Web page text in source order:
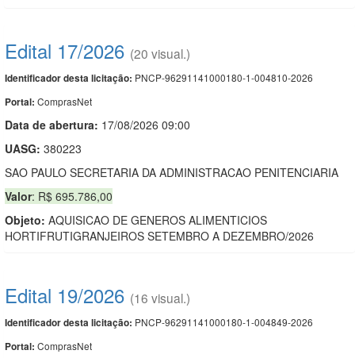
Edital 17/2026 (20 visual.)
Identificador desta licitação: PNCP-96291141000180-1-004810-2026
Portal: ComprasNet
Data de abertura: 17/08/2026 09:00
UASG: 380223
SAO PAULO SECRETARIA DA ADMINISTRACAO PENITENCIARIA
Valor: R$ 695.786,00
Objeto: AQUISICAO DE GENEROS ALIMENTICIOS
HORTIFRUTIGRANJEIROS SETEMBRO A DEZEMBRO/2026
Edital 19/2026 (16 visual.)
Identificador desta licitação: PNCP-96291141000180-1-004849-2026
Portal: ComprasNet